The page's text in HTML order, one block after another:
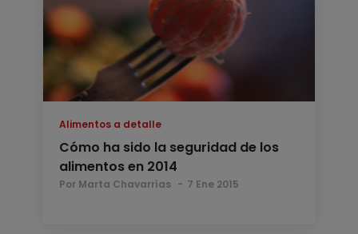
Alimentos a detalle
Cómo ha sido la seguridad de los
alimentos en 2014
Por Marta Chavarrías 7 Ene 2015